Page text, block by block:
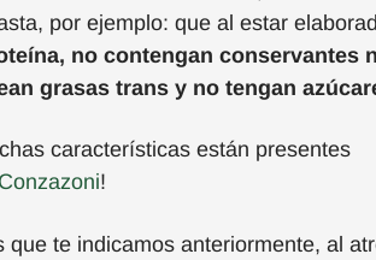
por ejemplo: que al estar
, no contengan conservantes
grasas trans y no tengan
características están presentes
Conzazoni!
te indicamos anteriormente, al a